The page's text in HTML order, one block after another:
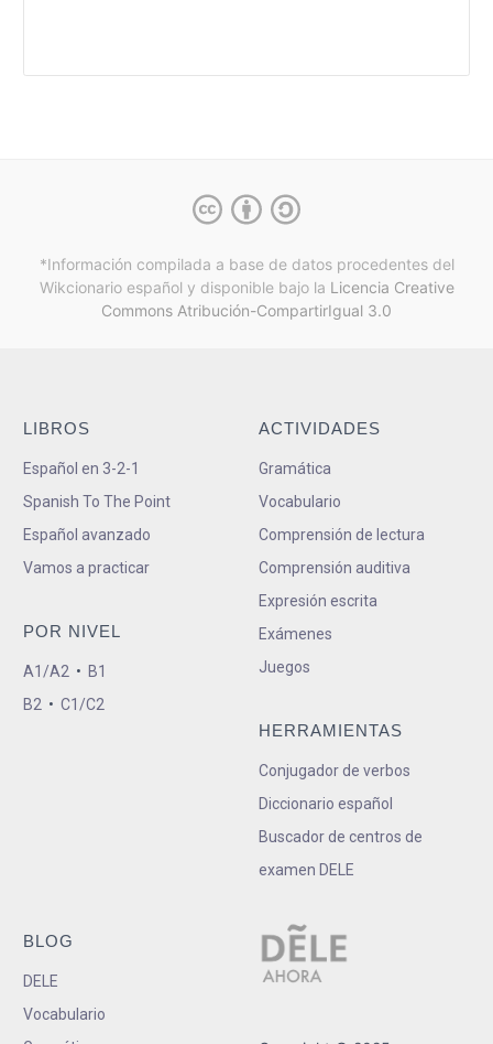
*Información compilada a base de datos procedentes del
Wikcionario español y disponible bajo la Licencia Creative
Commons Atribución-CompartirIgual 3.0
LIBROS
Español en 3-2-1
Spanish To The Point
Español avanzado
Vamos a practicar
POR NIVEL
A1/A2 • B1
B2 • C1/C2
ACTIVIDADES
Gramática
Vocabulario
Comprensión de lectura
Comprensión auditiva
Expresión escrita
Exámenes
Juegos
HERRAMIENTAS
Conjugador de verbos
Diccionario español
Buscador de centros de
examen DELE
BLOG
DELE
Vocabulario